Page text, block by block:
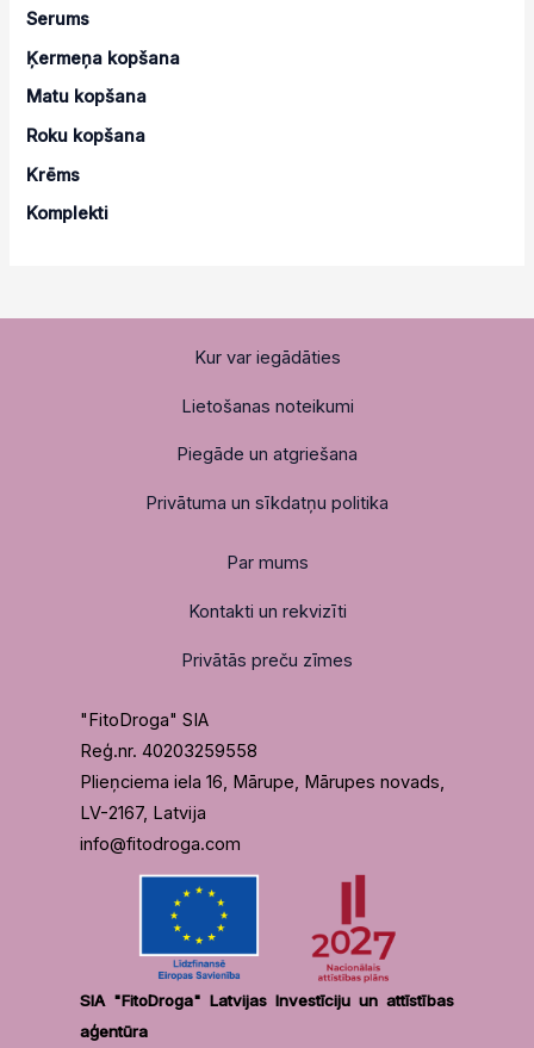
Serums
Ķermeņa kopšana
Matu kopšana
Roku kopšana
Krēms
Komplekti
Kur var iegādāties
Lietošanas noteikumi
Piegāde un atgriešana
Privātuma un sīkdatņu politika
Par mums
Kontakti un rekvizīti
Privātās preču zīmes
"FitoDroga" SIA
Reģ.nr. 40203259558
Plieņciema iela 16, Mārupe, Mārupes novads,
LV-2167, Latvija
info@fitodroga.com
SIA "FitoDroga" Latvijas Investīciju un attīstības
aģentūra